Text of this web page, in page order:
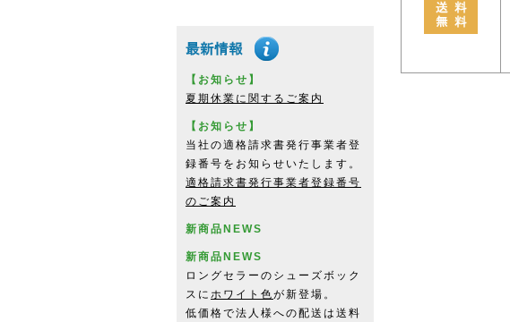
【お知らせ】
夏期休業に関するご案内
【お知らせ】
当社の適格請求書発行事業者登
録番号をお知らせいたします。
適格請求書発行事業者登録番号
のご案内
新商品NEWS
新商品NEWS
ロングセラーのシューズボック
スに ホワイト色が新登場。
低価格で法人様への配送は送料